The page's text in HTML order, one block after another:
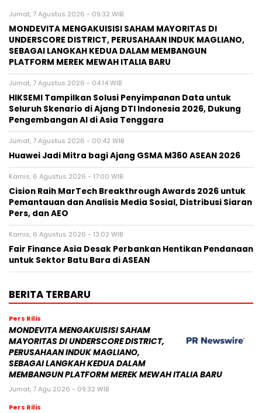
Jumat, 7 Agustus 2026 - 09:32 WIB
MONDEVITA MENGAKUISISI SAHAM MAYORITAS DI
UNDERSCORE DISTRICT, PERUSAHAAN INDUK MAGLIANO,
SEBAGAI LANGKAH KEDUA DALAM MEMBANGUN
PLATFORM MEREK MEWAH ITALIA BARU
Jumat, 7 Agustus 2026 - 04:14 WIB
HIKSEMI Tampilkan Solusi Penyimpanan Data untuk
Seluruh Skenario di Ajang DTI Indonesia 2026, Dukung
Pengembangan AI di Asia Tenggara
Jumat, 7 Agustus 2026 - 00:42 WIB
Huawei Jadi Mitra bagi Ajang GSMA M360 ASEAN 2026
Kamis, 6 Agustus 2026 - 17:00 WIB
Cision Raih MarTech Breakthrough Awards 2026 untuk
Pemantauan dan Analisis Media Sosial, Distribusi Siaran
Pers, dan AEO
Kamis, 6 Agustus 2026 - 13:02 WIB
Fair Finance Asia Desak Perbankan Hentikan Pendanaan
untuk Sektor Batu Bara di ASEAN
BERITA TERBARU
Pers Rilis
MONDEVITA MENGAKUISISI SAHAM
MAYORITAS DI UNDERSCORE DISTRICT,
PERUSAHAAN INDUK MAGLIANO,
SEBAGAI LANGKAH KEDUA DALAM
MEMBANGUN PLATFORM MEREK MEWAH ITALIA BARU
Jumat, 7 Agu 2026 - 09:32 WIB
Pers Rilis